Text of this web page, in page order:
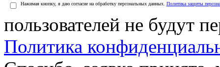
Нажимая кнопку, я даю согласие на обработку персональных данных. Политика защиты
пользователей не будут
Политика